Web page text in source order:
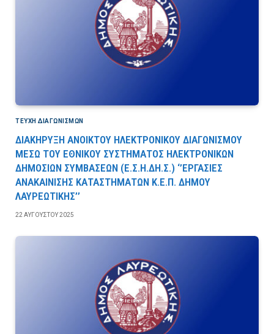
ΤΕΎΧΗ ΔΙΑΓΩΝΙΣΜΏΝ
ΔΙΑΚΗΡΥΞΗ ΑΝΟΙΚΤΟΥ ΗΛΕΚΤΡΟΝΙΚΟΥ ΔΙΑΓΩΝΙΣΜΟΥ
ΜΕΣΩ ΤΟΥ ΕΘΝΙΚΟΥ ΣΥΣΤΗΜΑΤΟΣ ΗΛΕΚΤΡΟΝΙΚΩΝ
ΔΗΜΟΣΙΩΝ ΣΥΜΒΑΣΕΩΝ (Ε.Σ.Η.ΔΗ.Σ.) ‘’ΕΡΓΑΣΙΕΣ
ΑΝΑΚΑΙΝΙΣΗΣ ΚΑΤΑΣΤΗΜΑΤΩΝ Κ.Ε.Π. ΔΗΜΟΥ
ΛΑΥΡΕΩΤΙΚΗΣ’’
22 ΑΥΓΟΎΣΤΟΥ 2025